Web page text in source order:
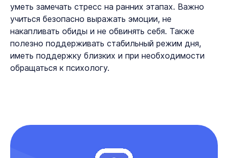
уметь замечать стресс на ранних этапах. Важно
учиться безопасно выражать эмоции, не
накапливать обиды и не обвинять себя. Также
полезно поддерживать стабильный режим дня,
иметь поддержку близких и при необходимости
обращаться к психологу.